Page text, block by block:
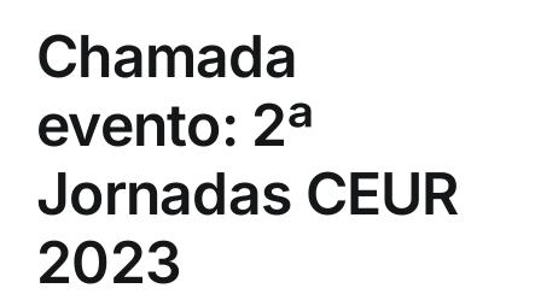
Chamada
evento: 2ª
Jornadas CEUR
2023